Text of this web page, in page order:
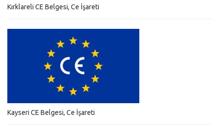
Kırklareli CE Belgesi, Ce İşareti
Kayseri CE Belgesi, Ce İşareti